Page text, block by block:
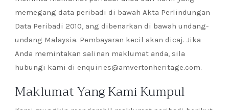
memegang data peribadi di bawah Akta Perlindungan
Data Peribadi 2010, ang dibenarkan di bawah undang-
undang Malaysia. Pembayaran kecil akan dicaj. Jika
Anda memintakan salinan maklumat anda, sila
hubungi kami di enquiries@amvertonheritage.com.
Maklumat Yang Kami Kumpul